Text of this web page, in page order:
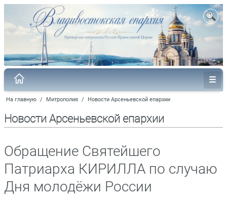
На главную / Митрополия / Новости Арсеньевской епархии
Новости Арсеньевской епархии
Обращение Святейшего
Патриарха КИРИЛЛА по случаю
Дня молодёжи России